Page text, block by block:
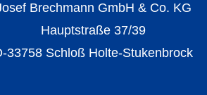
Brechmann GmbH & Co. KG
Hauptstraße 37/39
33758 Schloß Holte-Stukenbrock